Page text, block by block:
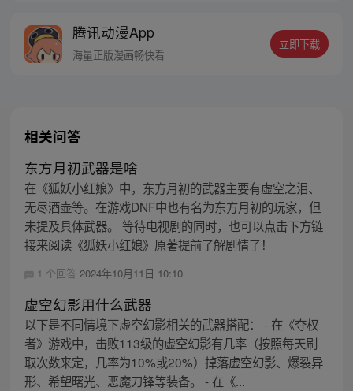
腾讯动漫App
海量正版漫画畅快看
立即下载
相关问答
东方月初武器是啥
在《狐妖小红娘》中，东方月初的武器主要有虚空之泪、
无尽酒壶等。在游戏DNF中也有名为东方月初的玩家，但
未提及具体武器。 等待电视剧的同时，也可以点击下方链
接来阅读《狐妖小红娘》原著提前了解剧情了！
1 个回答 2024年10月11日 10:10
虚空幻影用什么武器
以下是不同情境下虚空幻影相关的武器搭配： - 在《夺权
者》游戏中，击败113级的虚空幻影有几率（按照每天刷
取次数来定，几率为10%或20%）掉落虚空幻影、爆裂异
形、希望曙光、恶魔刀锋等装备。 - 在《...